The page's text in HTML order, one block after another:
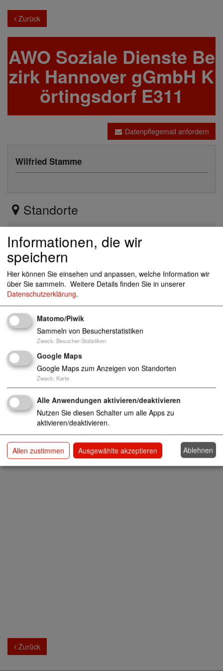
Zurück
AWO Soziale Dienste Be
zirk Hannover gGmbH K
örtingsdorf E311
Datenpflegemail anfordern
Wilfried Stamme
Standorte
Körtingsdorf 1, 30455 Hannover
info-E311@awo-wup.de
0511-49604-0
http://www.awo-wup.de/
0511-49604140
Anzahl Plätze: 94
Zurück
Informationen, die wir
speichern
Hier können Sie einsehen und anpassen, welche Information wir
über Sie sammeln. Weitere Details finden Sie in unserer
Datenschutzerklärung.
Matomo/Piwik
Sammeln von Besucherstatistiken
Zweck: Besucher-Statistiken
Google Maps
Google Maps zum Anzeigen von Standorten
Zweck: Karte
Alle Anwendungen aktivieren/deaktivieren
Nutzen Sie diesen Schalter um alle Apps zu
aktivieren/deaktivieren.
Allen zustimmen Ausgewählte akzeptieren Ablehnen